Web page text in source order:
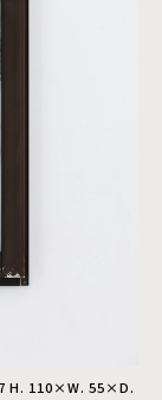
H. 110×W. 55×D.